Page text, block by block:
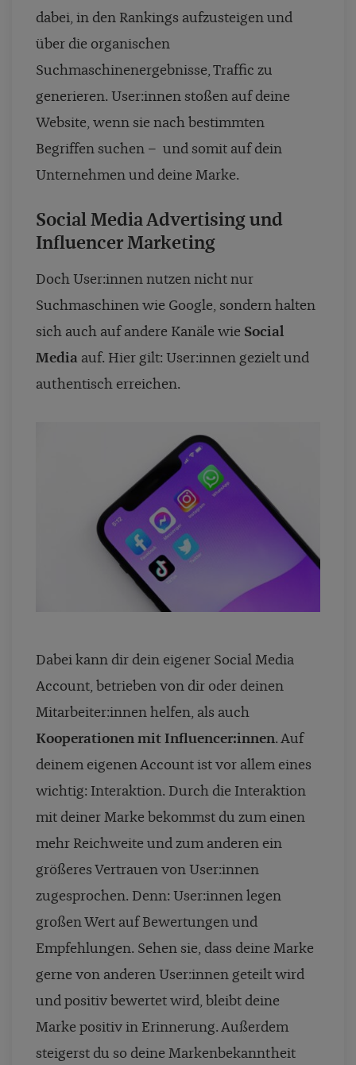
dabei, in den Rankings aufzusteigen und
über die organischen
Suchmaschinenergebnisse, Traffic zu
generieren. User:innen stoßen auf deine
Website, wenn sie nach bestimmten
Begriffen suchen – und somit auf dein
Unternehmen und deine Marke.
Social Media Advertising und
Influencer Marketing
Doch User:innen nutzen nicht nur
Suchmaschinen wie Google, sondern halten
sich auch auf andere Kanäle wie Social
Media auf. Hier gilt: User:innen gezielt und
authentisch erreichen.
Dabei kann dir dein eigener Social Media
Account, betrieben von dir oder deinen
Mitarbeiter:innen helfen, als auch
Kooperationen mit Influencer:innen. Auf
deinem eigenen Account ist vor allem eines
wichtig: Interaktion. Durch die Interaktion
mit deiner Marke bekommst du zum einen
mehr Reichweite und zum anderen ein
größeres Vertrauen von User:innen
zugesprochen. Denn: User:innen legen
großen Wert auf Bewertungen und
Empfehlungen. Sehen sie, dass deine Marke
gerne von anderen User:innen geteilt wird
und positiv bewertet wird, bleibt deine
Marke positiv in Erinnerung. Außerdem
steigerst du so deine Markenbekanntheit